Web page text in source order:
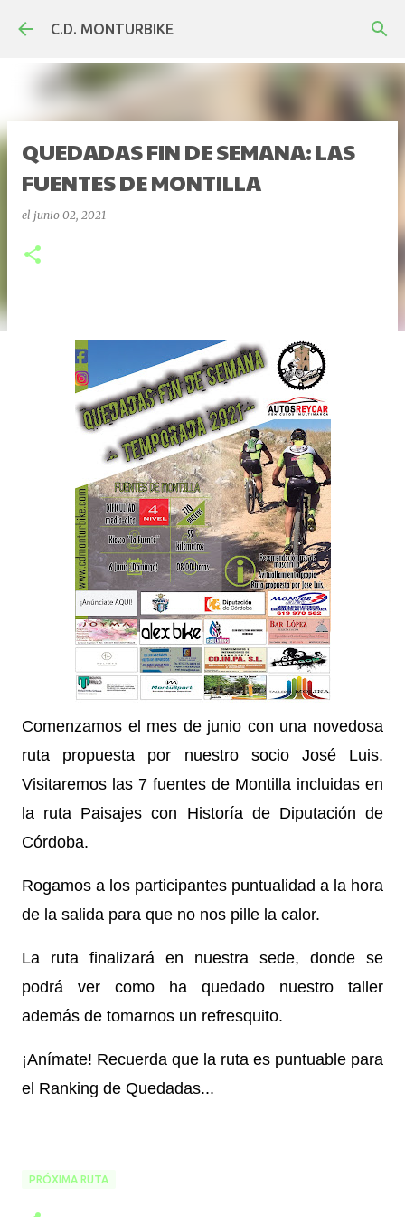
Ir al contenido principal
C.D. MONTURBIKE
QUEDADAS FIN DE SEMANA: LAS
FUENTES DE MONTILLA
el junio 02, 2021
Comenzamos el mes de junio con una novedosa
ruta propuesta por nuestro socio José Luis.
Visitaremos las 7 fuentes de Montilla incluidas en
la ruta Paisajes con Historía de Diputación de
Córdoba.
Rogamos a los participantes puntualidad a la hora
de la salida para que no nos pille la calor.
La ruta finalizará en nuestra sede, donde se
podrá ver como ha quedado nuestro taller
además de tomarnos un refresquito.
¡Anímate! Recuerda que la ruta es puntuable para
el Ranking de Quedadas...
PRÓXIMA RUTA